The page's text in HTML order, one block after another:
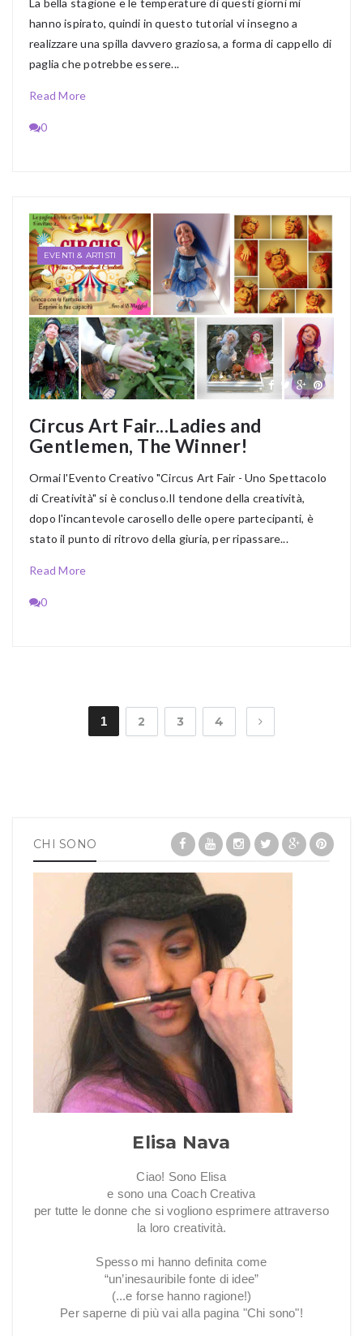
hanno ispirato, quindi in questo tutorial vi insegno a
realizzare una spilla davvero graziosa, a forma di cappello di
paglia che potrebbe essere...
Read More
0
Circus Art Fair...Ladies and
Gentlemen, The Winner!
Ormai l'Evento Creativo "Circus Art Fair - Uno Spettacolo
di Creatività" si è concluso.Il tendone della creatività,
dopo l'incantevole carosello delle opere partecipanti, è
stato il punto di ritrovo della giuria, per ripassare...
Read More
0
EVENTI & ARTISTI
1 2 3 4
CHI SONO
Elisa Nava
Ciao! Sono Elisa
e sono una Coach Creativa
per tutte le donne che si vogliono esprimere attraverso
la loro creatività.
Spesso mi hanno definita come
“un’inesauribile fonte di idee”
(...e forse hanno ragione!)
Per saperne di più vai alla pagina "Chi sono"!